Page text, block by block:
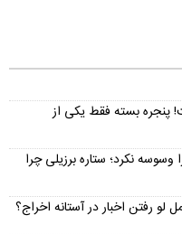
پنجره بسته فقط یکی از
نکرد؛ ستاره برزیلی چرا
لو رفتن اخبار در آستانه اخراج؟